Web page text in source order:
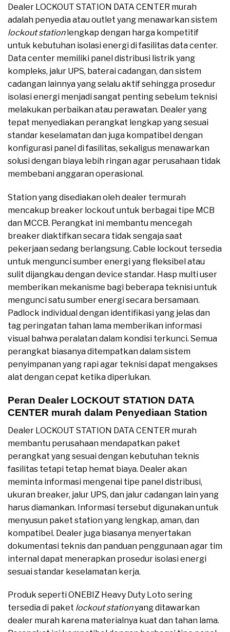
Dealer LOCKOUT STATION DATA CENTER murah
adalah penyedia atau outlet yang menawarkan sistem
lockout stationlengkap dengan harga kompetitif
untuk kebutuhan isolasi energi di fasilitas data center.
Data center memiliki panel distribusi listrik yang
kompleks, jalur UPS, baterai cadangan, dan sistem
cadangan lainnya yang selalu aktif sehingga prosedur
isolasi energi menjadi sangat penting sebelum teknisi
melakukan perbaikan atau perawatan. Dealer yang
tepat menyediakan perangkat lengkap yang sesuai
standar keselamatan dan juga kompatibel dengan
konfigurasi panel di fasilitas, sekaligus menawarkan
solusi dengan biaya lebih ringan agar perusahaan tidak
membebani anggaran operasional.
Station yang disediakan oleh dealer termurah
mencakup breaker lockout untuk berbagai tipe MCB
dan MCCB. Perangkat ini membantu mencegah
breaker diaktifkan secara tidak sengaja saat
pekerjaan sedang berlangsung. Cable lockout tersedia
untuk mengunci sumber energi yang fleksibel atau
sulit dijangkau dengan device standar. Hasp multi user
memberikan mekanisme bagi beberapa teknisi untuk
mengunci satu sumber energi secara bersamaan.
Padlock individual dengan identifikasi yang jelas dan
tag peringatan tahan lama memberikan informasi
visual bahwa peralatan dalam kondisi terkunci. Semua
perangkat biasanya ditempatkan dalam sistem
penyimpanan yang rapi agar teknisi dapat mengakses
alat dengan cepat ketika diperlukan.
Peran Dealer LOCKOUT STATION DATA
CENTER murah dalam Penyediaan Station
Dealer LOCKOUT STATION DATA CENTER murah
membantu perusahaan mendapatkan paket
perangkat yang sesuai dengan kebutuhan teknis
fasilitas tetapi tetap hemat biaya. Dealer akan
meminta informasi mengenai tipe panel distribusi,
ukuran breaker, jalur UPS, dan jalur cadangan lain yang
harus diamankan. Informasi tersebut digunakan untuk
menyusun paket station yang lengkap, aman, dan
kompatibel. Dealer juga biasanya menyertakan
dokumentasi teknis dan panduan penggunaan agar tim
internal dapat menerapkan prosedur isolasi energi
sesuai standar keselamatan kerja.
Produk seperti ONEBIZ Heavy Duty Loto sering
tersedia di paket lockout stationyang ditawarkan
dealer murah karena materialnya kuat dan tahan lama.